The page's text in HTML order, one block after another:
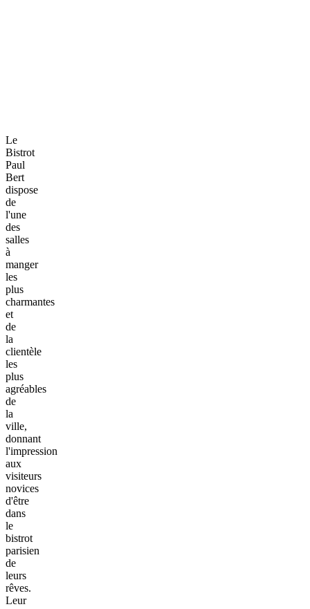
Le
Bistrot
Paul
Bert
dispose
de
l'une
des
salles
à
manger
les
plus
charmantes
et
de
la
clientèle
les
plus
agréables
de
la
ville,
donnant
l'impression
aux
visiteurs
novices
d'être
dans
le
bistrot
parisien
de
leurs
rêves.
Leur